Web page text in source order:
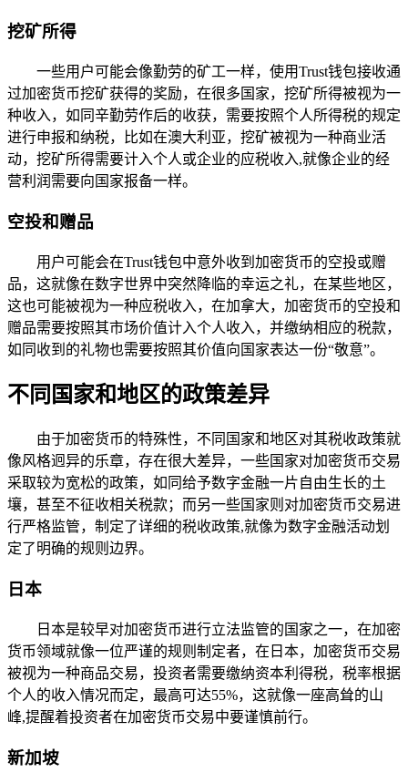
挖矿所得
一些用户可能会像勤劳的矿工一样，使用Trust钱包接收通
过加密货币挖矿获得的奖励，在很多国家，挖矿所得被视为一
种收入，如同辛勤劳作后的收获，需要按照个人所得税的规定
进行申报和纳税，比如在澳大利亚，挖矿被视为一种商业活
动，挖矿所得需要计入个人或企业的应税收入,就像企业的经
营利润需要向国家报备一样。
空投和赠品
用户可能会在Trust钱包中意外收到加密货币的空投或赠
品，这就像在数字世界中突然降临的幸运之礼，在某些地区，
这也可能被视为一种应税收入，在加拿大，加密货币的空投和
赠品需要按照其市场价值计入个人收入，并缴纳相应的税款，
如同收到的礼物也需要按照其价值向国家表达一份“敬意”。
不同国家和地区的政策差异
由于加密货币的特殊性，不同国家和地区对其税收政策就
像风格迥异的乐章，存在很大差异，一些国家对加密货币交易
采取较为宽松的政策，如同给予数字金融一片自由生长的土
壤，甚至不征收相关税款；而另一些国家则对加密货币交易进
行严格监管，制定了详细的税收政策,就像为数字金融活动划
定了明确的规则边界。
日本
日本是较早对加密货币进行立法监管的国家之一，在加密
货币领域就像一位严谨的规则制定者，在日本，加密货币交易
被视为一种商品交易，投资者需要缴纳资本利得税，税率根据
个人的收入情况而定，最高可达55%，这就像一座高耸的山
峰,提醒着投资者在加密货币交易中要谨慎前行。
新加坡